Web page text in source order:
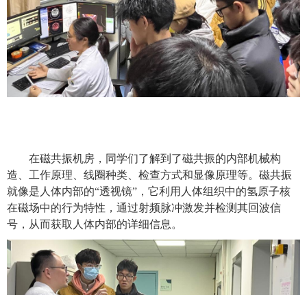
在磁共振机房，同学们了解到了磁共振的内部机械构
造、工作原理、线圈种类、检查方式和显像原理等。磁共振
就像是人体内部的“透视镜”，它利用人体组织中的氢原子核
在磁场中的行为特性，通过射频脉冲激发并检测其回波信
号，从而获取人体内部的详细信息。